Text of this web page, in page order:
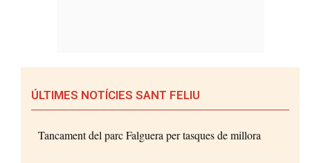
ÚLTIMES NOTÍCIES SANT FELIU
Tancament del parc Falguera per tasques de millora